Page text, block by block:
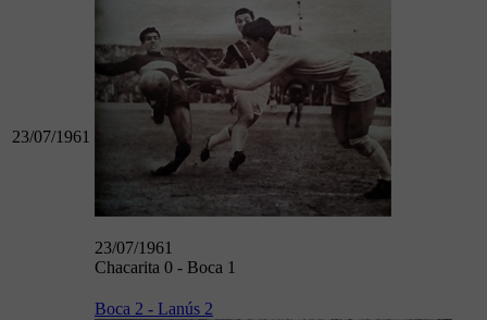
23/07/1961
23/07/1961
Chacarita 0 - Boca 1
Boca 2 - Lanús 2